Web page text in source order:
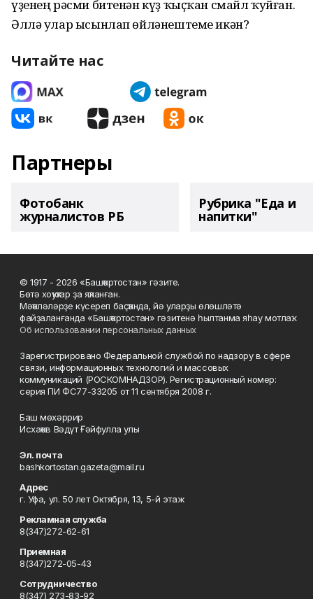
үҙенең рәсми битенән күҙ ҡыҫҡан смайл ҡуйған.
Әллә улар ысынлап өйләнештеме икән?
Читайте нас
Партнеры
Фотобанк
журналистов РБ
Рубрика "Еда и
напитки"
© 1917 - 2026 «Башҡортостан» гәзите.
Бөтә хоҡуҡтар ҙа яҡланған.
Мәҡәләләрҙе күсереп баҫҡанда, йә уларҙы өлөшләтә
файҙаланғанда «Башҡортостан» гәзитенә һылтанма яһау мотлаҡ.
Об использовании персональных данных
Зарегистрировано Федеральной службой по надзору в сфере
связи, информационных технологий и массовых
коммуникаций (РОСКОМНАДЗОР). Регистрационный номер:
серия ПИ ФС77-33205 от 11 сентября 2008 г.
Баш мөхәррир
Исхаҡов Вәдүт Ғәйфулла улы
Эл. почта
bashkortostan.gazeta@mail.ru
Адрес
г. Уфа, ул. 50 лет Октября, 13, 5-й этаж
Рекламная служба
8(347)272-62-61
Приемная
8(347)272-05-43
Сотрудничество
8(347) 273-83-92